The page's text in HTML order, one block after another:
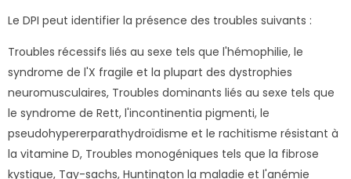
Le DPI peut identifier la présence des troubles suivants :
Troubles récessifs liés au sexe tels que l'hémophilie, le
syndrome de l'X fragile et la plupart des dystrophies
neuromusculaires, Troubles dominants liés au sexe tels que
le syndrome de Rett, l'incontinentia pigmenti, le
pseudohypererparathydroïdisme et le rachitisme résistant à
la vitamine D, Troubles monogéniques tels que la fibrose
kystique, Tay-sachs, Huntington la maladie et l'anémie